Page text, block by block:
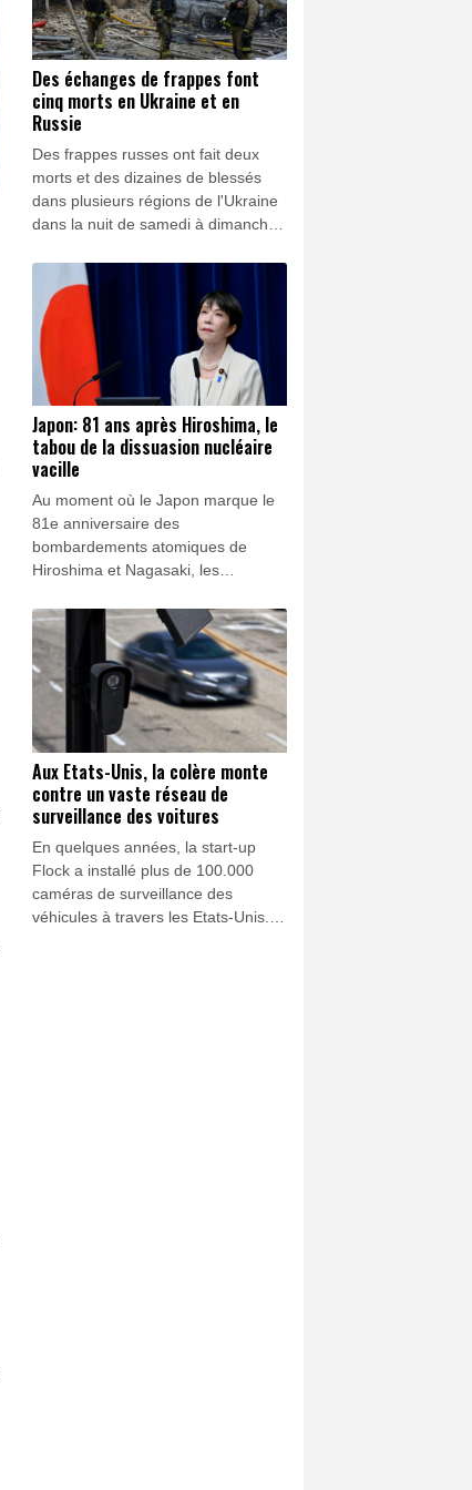
Des échanges de frappes font
cinq morts en Ukraine et en
Russie
Des frappes russes ont fait deux
morts et des dizaines de blessés
dans plusieurs régions de l'Ukraine
dans la nuit de samedi à dimanche,
ukrainienne a tué trois personnes
dans la région russe de Belgorod.
Japon: 81 ans après Hiroshima, le
tabou de la dissuasion nucléaire
vacille
Au moment où le Japon marque le
81e anniversaire des
bombardements atomiques de
Hiroshima et Nagasaki, les
relancer le débat sur la dissuasion
nucléaire, le ministre de la Défense
appelant à des discussions "sans
tabou".
Aux Etats-Unis, la colère monte
contre un vaste réseau de
surveillance des voitures
En quelques années, la start-up
Flock a installé plus de 100.000
caméras de surveillance des
véhicules à travers les Etats-Unis.